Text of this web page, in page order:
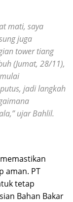
mati, saya
juga
towertiang
(Jumat, 28/11),
jadi langkah
ujar Bahlil.
aman. PT
tetap
Bahan Bakar